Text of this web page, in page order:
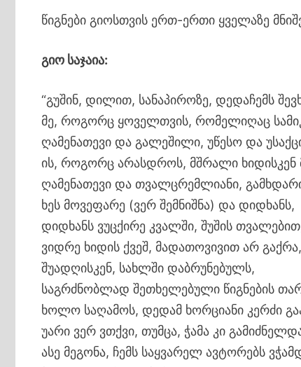
წიგნები გიოსთვის ერთ-ერთი ყველაზე
გიო საჯაია:
“გუშინ, დილით, სანაპიროზე, დედაჩემს
მე, როგორც ყოველთვის, რომელიღაც
ღამენათევი და გალეშილი, უწესო და
ის, როგორც არასდროს, მშრალი ხიდისკენ
ღამენათევი და თვალცრემლიანი,
ხეს მოვეფარე (ვერ შემნიშნა) და დიდხანს,
დიდხანს ვუცქირე კვალში, შუშის
ვიდრე ხიდის ქვეშ, მადათოვივით არ
შუადღისკენ, სახლში დაბრუნებულს,
საგრძნობლად შეთხელებული წიგნების
ხოლო საღამოს, დედამ ხორციანი კერძი
უარი ვერ ვთქვი, თუმცა, ჭამა კი
ასე მეგონა, ჩემს საყვარელ ავტორებს